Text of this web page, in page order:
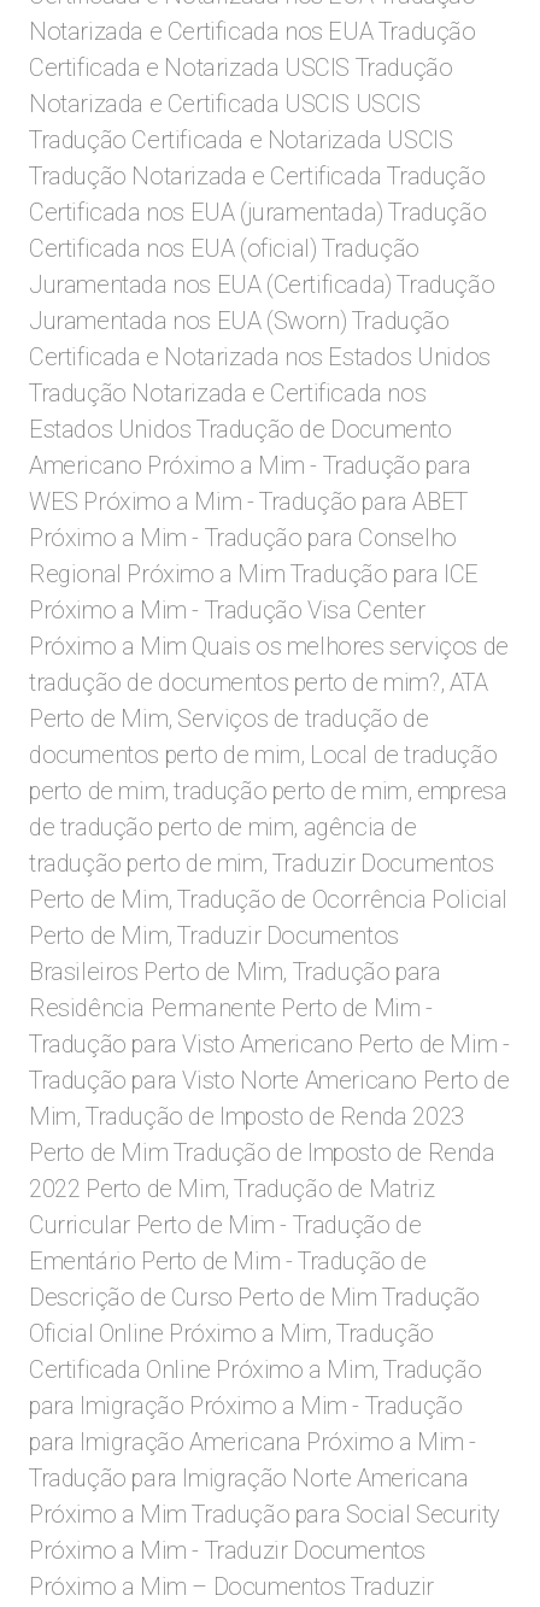
Notarizada e Certificada nos EUA Tradução
Certificada e Notarizada USCIS Tradução
Notarizada e Certificada USCIS USCIS
Tradução Certificada e Notarizada USCIS
Tradução Notarizada e Certificada Tradução
Certificada nos EUA (juramentada) Tradução
Certificada nos EUA (oficial) Tradução
Juramentada nos EUA (Certificada) Tradução
Juramentada nos EUA (Sworn) Tradução
Certificada e Notarizada nos Estados Unidos
Tradução Notarizada e Certificada nos
Estados Unidos Tradução de Documento
Americano Próximo a Mim - Tradução para
WES Próximo a Mim - Tradução para ABET
Próximo a Mim - Tradução para Conselho
Regional Próximo a Mim Tradução para ICE
Próximo a Mim - Tradução Visa Center
Próximo a Mim Quais os melhores serviços de
tradução de documentos perto de mim?, ATA
Perto de Mim, Serviços de tradução de
documentos perto de mim, Local de tradução
perto de mim, tradução perto de mim, empresa
de tradução perto de mim, agência de
tradução perto de mim, Traduzir Documentos
Perto de Mim, Tradução de Ocorrência Policial
Perto de Mim, Traduzir Documentos
Brasileiros Perto de Mim, Tradução para
Residência Permanente Perto de Mim -
Tradução para Visto Americano Perto de Mim -
Tradução para Visto Norte Americano Perto de
Mim, Tradução de Imposto de Renda 2023
Perto de Mim Tradução de Imposto de Renda
2022 Perto de Mim, Tradução de Matriz
Curricular Perto de Mim - Tradução de
Ementário Perto de Mim - Tradução de
Descrição de Curso Perto de Mim Tradução
Oficial Online Próximo a Mim, Tradução
Certificada Online Próximo a Mim, Tradução
para Imigração Próximo a Mim - Tradução
para Imigração Americana Próximo a Mim -
Tradução para Imigração Norte Americana
Próximo a Mim Tradução para Social Security
Próximo a Mim - Traduzir Documentos
Próximo a Mim – Documentos Traduzir